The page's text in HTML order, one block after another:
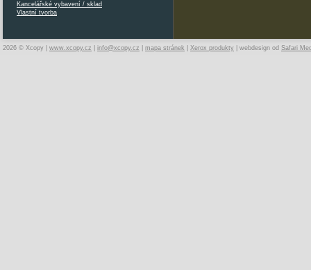
Kancelářské vybavení / sklad
Vlastní tvorba
2026 © Xcopy | www.xcopy.cz info@xcopy.cz mapa stránek Xerox produkty | webdesign od Safari